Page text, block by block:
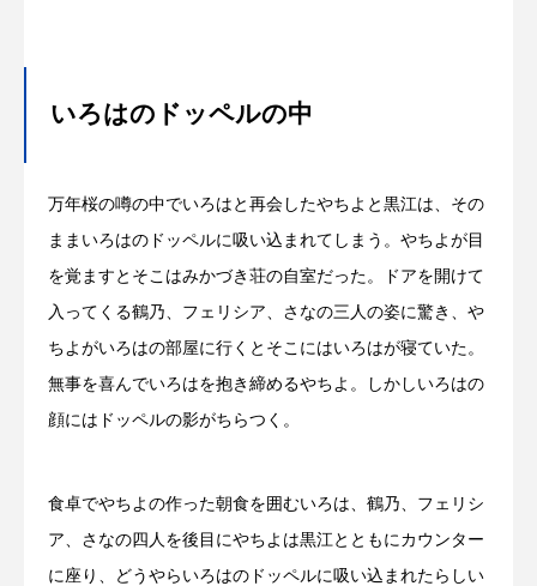
いろはのドッペルの中
万年桜の噂の中でいろはと再会したやちよと黒江は、その
ままいろはのドッペルに吸い込まれてしまう。やちよが目
を覚ますとそこはみかづき荘の自室だった。ドアを開けて
入ってくる鶴乃、フェリシア、さなの三人の姿に驚き、や
ちよがいろはの部屋に行くとそこにはいろはが寝ていた。
無事を喜んでいろはを抱き締めるやちよ。しかしいろはの
顔にはドッペルの影がちらつく。
食卓でやちよの作った朝食を囲むいろは、鶴乃、フェリシ
ア、さなの四人を後目にやちよは黒江とともにカウンター
に座り、どうやらいろはのドッペルに吸い込まれたらしい